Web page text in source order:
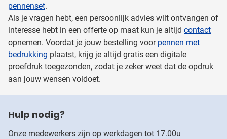
pennenset.
Als je vragen hebt, een persoonlijk advies wilt ontvangen of
interesse hebt in een offerte op maat kun je altijd contact
opnemen. Voordat je jouw bestelling voor pennen met
bedrukking plaatst, krijg je altijd gratis een digitale
proefdruk toegezonden, zodat je zeker weet dat de opdruk
aan jouw wensen voldoet.
Hulp nodig?
Onze medewerkers zijn op werkdagen tot 17.00u